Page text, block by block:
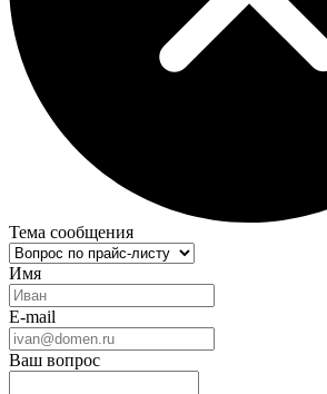
Тема сообщения
Имя
E-mail
Ваш вопрос